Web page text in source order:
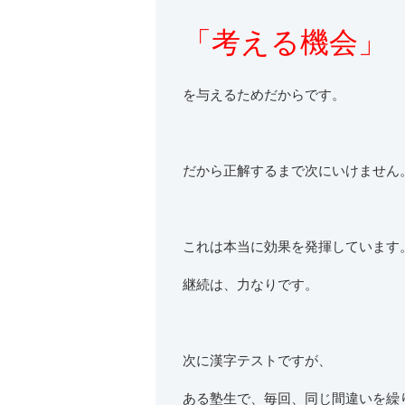
「考える機会」
を与えるためだからです。
だから正解するまで次にいけません。
これは本当に効果を発揮しています。
継続は、力なりです。
次に漢字テストですが、
ある塾生で、毎回、同じ間違いを繰